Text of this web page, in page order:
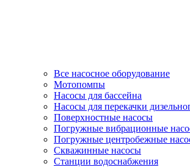
Все насосное оборудование
Мотопомпы
Насосы для бассейна
Насосы для перекачки
Поверхностные насосы
Погружные вибрационные
Погружные центробежные
Скважинные насосы
Станции водоснабжения